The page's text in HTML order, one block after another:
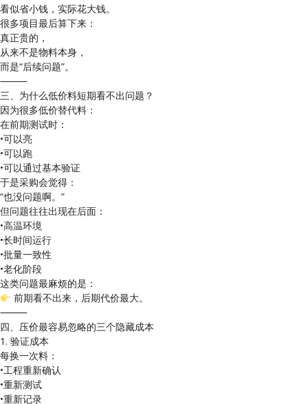
看似省小钱，实际花大钱。
很多项目最后算下来：
真正贵的，
从来不是物料本身，
而是“后续问题”。
⸻
三、为什么低价料短期看不出问题？
因为很多低价替代料：
在前期测试时：
•可以亮
•可以跑
•可以通过基本验证
于是采购会觉得：
“也没问题啊。”
但问题往往出现在后面：
•高温环境
•长时间运行
•批量一致性
•老化阶段
这类问题最麻烦的是：
前期看不出来，后期代价最大。
⸻
四、压价最容易忽略的三个隐藏成本
1. 验证成本
每换一次料：
•工程重新确认
•重新测试
•重新记录